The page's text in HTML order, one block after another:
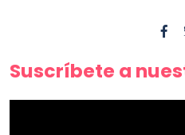
Suscríbete a